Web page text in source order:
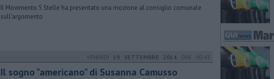
Il Movimento 5 Stelle ha presentato una mozione al consiglio comunale
sull'argomento
VENERDÌ 19 SETTEMBRE 2014 ORE 00:45
Il sogno "americano" di Susanna Camusso